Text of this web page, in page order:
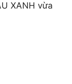
XANH vừa